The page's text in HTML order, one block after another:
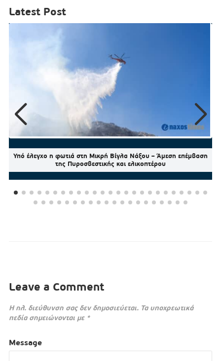
Latest Post
Υπό έλεγχο η φωτιά στη Μικρή Βίγλα Νάξου – Άμεση επέμβαση
της Πυροσβεστικής και ελικοπτέρου
Leave a Comment
Η ηλ. διεύθυνση σας δεν δημοσιεύεται. Τα υποχρεωτικά
πεδία σημειώνονται με *
Message